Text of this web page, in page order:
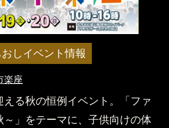
しイベント情報
楽座
える秋の恒例イベント。「ファ
～」をテーマに、子供向けの体